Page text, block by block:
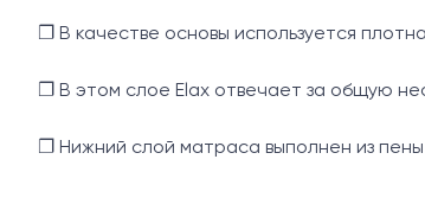
❐ В качестве основы используется
❐ В этом слое Elax отвечает за общую
❐ Нижний слой матраса выполнен из пены